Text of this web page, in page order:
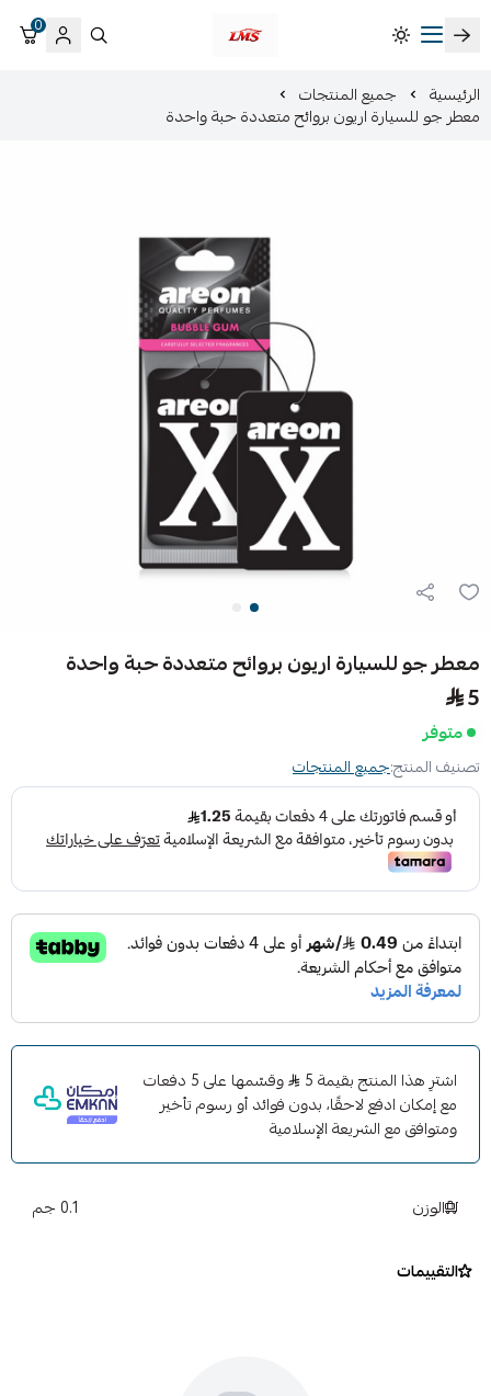
متجر لمسات الشرقية لزينة سيارات LMS
0
الرئيسية جميع المنتجات
معطر جو للسيارة اريون بروائح متعددة حبة واحدة
معطر جو للسيارة اريون بروائح متعددة حبة واحدة
5
متوفر
تصنيف المنتج:جميع المنتجات
اشترِ هذا المنتج بقيمة 5
وقسّمها على 5 دفعات
مع إمكان ادفع لاحقًا، بدون فوائد أو رسوم تأخير
ومتوافق مع الشريعة الإسلامية
الوزن 0.1 جم
التقييمات